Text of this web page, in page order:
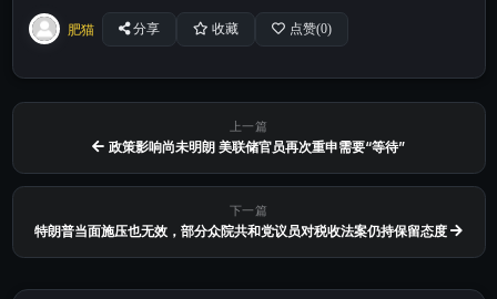
肥猫 分享 收藏 点赞(0)
上一篇
政策影响尚未明朗 美联储官员再次重申需要“等待”
下一篇
特朗普当面施压也无效，部分众院共和党议员对税收法案仍持保留态度